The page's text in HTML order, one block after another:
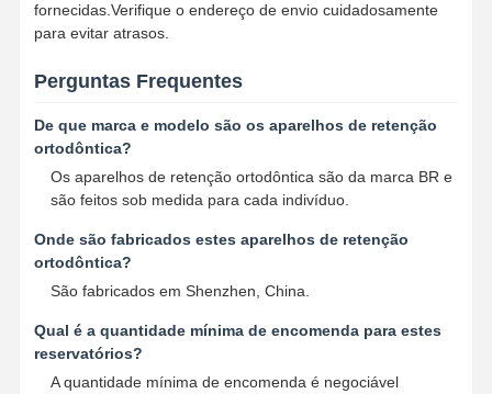
fornecidas.Verifique o endereço de envio cuidadosamente
para evitar atrasos.
Perguntas Frequentes
De que marca e modelo são os aparelhos de retenção
ortodôntica?
Os aparelhos de retenção ortodôntica são da marca BR e
são feitos sob medida para cada indivíduo.
Onde são fabricados estes aparelhos de retenção
ortodôntica?
São fabricados em Shenzhen, China.
Qual é a quantidade mínima de encomenda para estes
reservatórios?
A quantidade mínima de encomenda é negociável